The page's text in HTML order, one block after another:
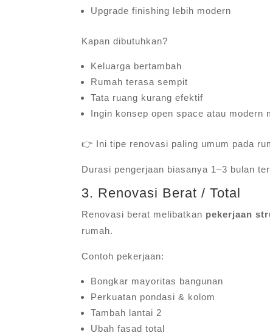
Upgrade finishing lebih modern
Kapan dibutuhkan?
Keluarga bertambah
Rumah terasa sempit
Tata ruang kurang efektif
Ingin konsep open space atau modern
👉 Ini tipe renovasi paling umum pada
Durasi pengerjaan biasanya 1–3 bulan
3. Renovasi Berat / Total
Renovasi berat melibatkan pekerjaan
rumah.
Contoh pekerjaan:
Bongkar mayoritas bangunan
Perkuatan pondasi & kolom
Tambah lantai 2
Ubah fasad total